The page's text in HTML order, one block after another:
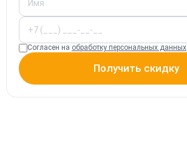
Согласен на обработку персональных данных
Получить скидку